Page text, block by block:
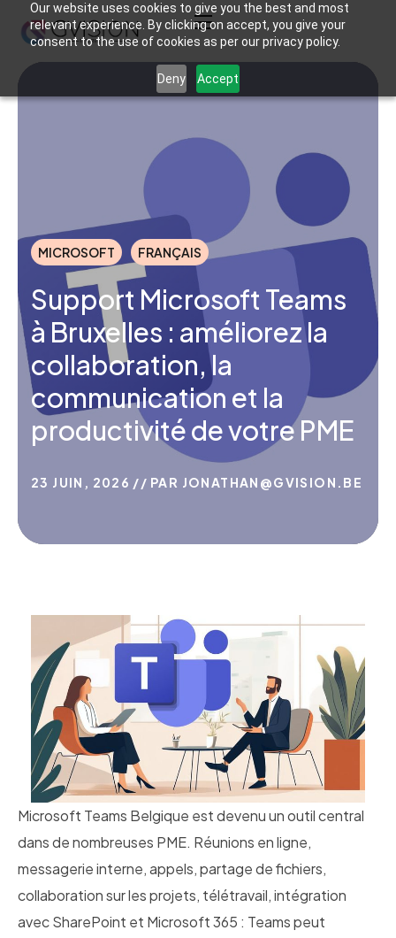
Our website uses cookies to give you the best and most
relevant experience. By clicking on accept, you give your
consent to the use of cookies as per our privacy policy.
Deny Accept
MICROSOFT FRANÇAIS
Support Microsoft Teams
à Bruxelles : améliorez la
collaboration, la
communication et la
productivité de votre PME
23 JUIN, 2026 PAR JONATHAN@GVISION.BE
Microsoft Teams Belgique est devenu un outil central
dans de nombreuses PME. Réunions en ligne,
messagerie interne, appels, partage de fichiers,
collaboration sur les projets, télétravail, intégration
avec SharePoint et Microsoft 365 : Teams peut